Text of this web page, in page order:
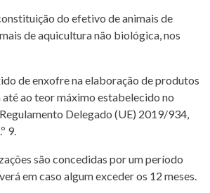
do efetivo de animais de
de aquicultura não biológica, nos
de enxofre na elaboração de produtos
ao teor máximo estabelecido no
Delegado (UE) 2019/934,
9.
são concedidas por um período
em caso algum exceder os 12 meses.